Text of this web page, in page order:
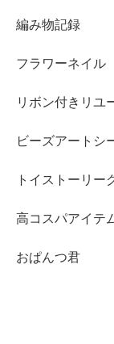
編み物記録
フラワーネイル
リボン付きリユ
ビーズアートシ
トイストーリー
高コスパアイテ
おぱんつ君